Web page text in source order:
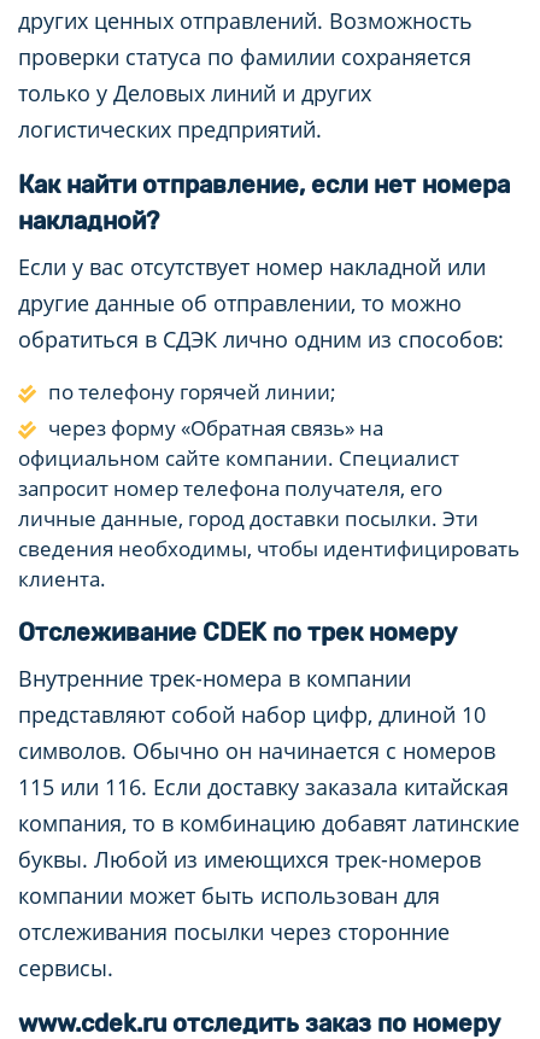
других ценных отправлений. Возможность
проверки статуса по фамилии сохраняется
только у Деловых линий и других
логистических предприятий.
Как найти отправление, если нет номера
накладной?
Если у вас отсутствует номер накладной или
другие данные об отправлении, то можно
обратиться в СДЭК лично одним из способов:
по телефону горячей линии;
через форму «Обратная связь» на
официальном сайте компании. Специалист
запросит номер телефона получателя, его
личные данные, город доставки посылки. Эти
сведения необходимы, чтобы идентифицировать
клиента.
Отслеживание CDEK по трек номеру
Внутренние трек-номера в компании
представляют собой набор цифр, длиной 10
символов. Обычно он начинается с номеров
115 или 116. Если доставку заказала китайская
компания, то в комбинацию добавят латинские
буквы. Любой из имеющихся трек-номеров
компании может быть использован для
отслеживания посылки через сторонние
сервисы.
www.cdek.ru отследить заказ по номеру